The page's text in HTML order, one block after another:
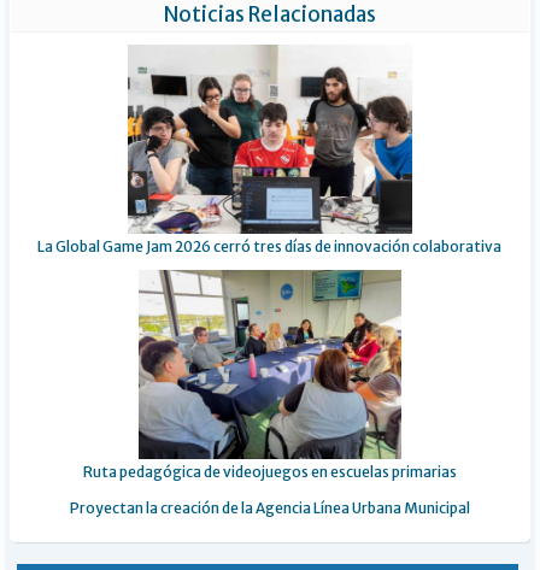
Noticias Relacionadas
La Global Game Jam 2026 cerró tres días de innovación colaborativa
Ruta pedagógica de videojuegos en escuelas primarias
Proyectan la creación de la Agencia Línea Urbana Municipal